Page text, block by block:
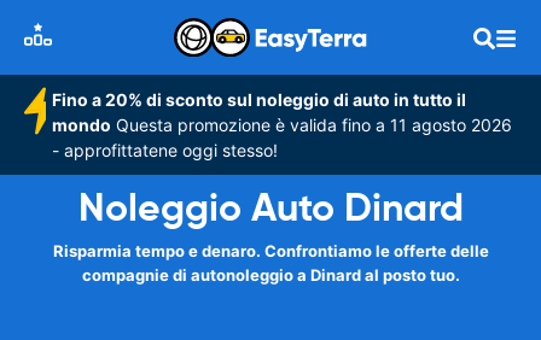
Fino a 20% di sconto sul noleggio di auto in tutto il
mondo Questa promozione è valida fino a 11 agosto 2026
- approfittatene oggi stesso!
Noleggio Auto Dinard
Risparmia tempo e denaro. Confrontiamo le offerte delle
compagnie di autonoleggio a Dinard al posto tuo.